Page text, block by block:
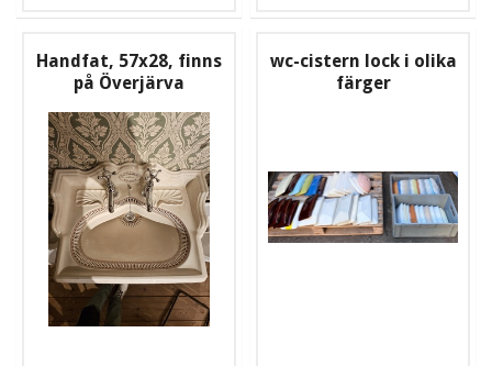
Handfat, 57x28, finns
på Överjärva
wc-cistern lock i olika
färger